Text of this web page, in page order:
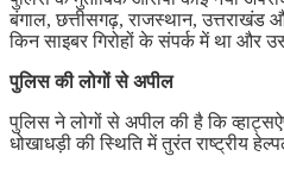
बंगाल, छत्तीसगढ़, राजस्थान,
किन साइबर गिरोहों के संपर्क में था और
पुलिस की लोगों से अपील
पुलिस ने लोगों से अपील की है कि
धोखाधड़ी की स्थिति में तुरंत राष्ट्रीय